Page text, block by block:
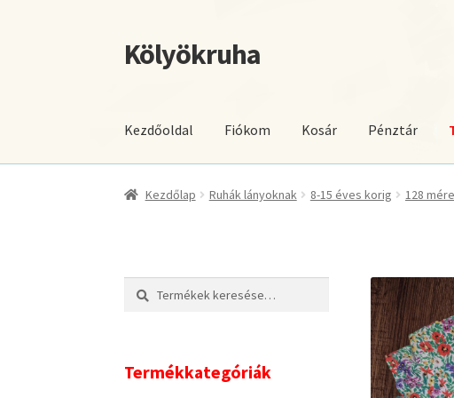
Ugrás
a
Kilépés
a
Kölyökruha
Kezdőoldal Fiókom Kosár Pénztár
Kezdőlap Ruhák lányoknak 8-15 éves korig 128
Keresés
Keresés
Termékkategóriák